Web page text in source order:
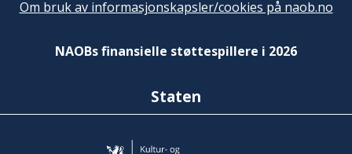
Om bruk av informasjonskapsler/cookies på naob.no
NAOBs finansielle støttespillere i 2026
Staten